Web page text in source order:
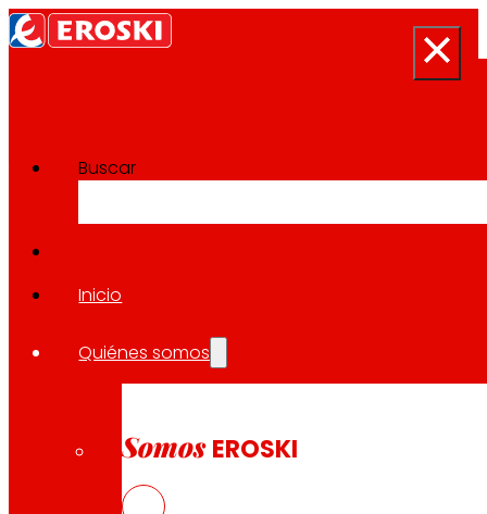
Buscar
Inicio
Quiénes somos
Somos EROSKI
Sala de prensa
Volver a todas las noticias
28.01.2026
Eroski y Parque Tecnológico